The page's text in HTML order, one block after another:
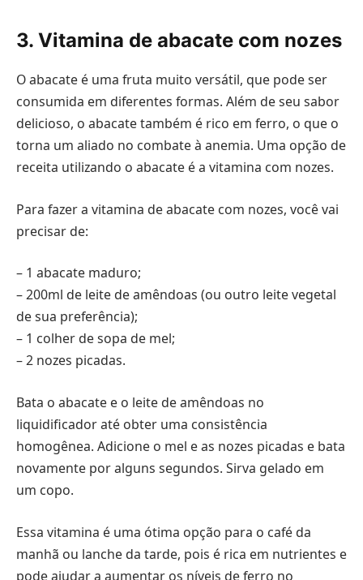
3. Vitamina de abacate com nozes
O abacate é uma fruta muito versátil, que pode ser
consumida em diferentes formas. Além de seu sabor
delicioso, o abacate também é rico em ferro, o que o
torna um aliado no combate à anemia. Uma opção de
receita utilizando o abacate é a vitamina com nozes.
Para fazer a vitamina de abacate com nozes, você vai
precisar de:
– 1 abacate maduro;
– 200ml de leite de amêndoas (ou outro leite vegetal
de sua preferência);
– 1 colher de sopa de mel;
– 2 nozes picadas.
Bata o abacate e o leite de amêndoas no
liquidificador até obter uma consistência
homogênea. Adicione o mel e as nozes picadas e bata
novamente por alguns segundos. Sirva gelado em
um copo.
Essa vitamina é uma ótima opção para o café da
manhã ou lanche da tarde, pois é rica em nutrientes e
pode ajudar a aumentar os níveis de ferro no